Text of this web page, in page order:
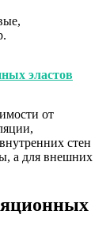
эластов
от
стен
а для внешних